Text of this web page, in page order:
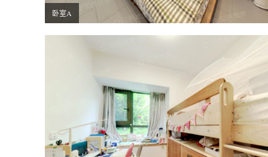
卧室A